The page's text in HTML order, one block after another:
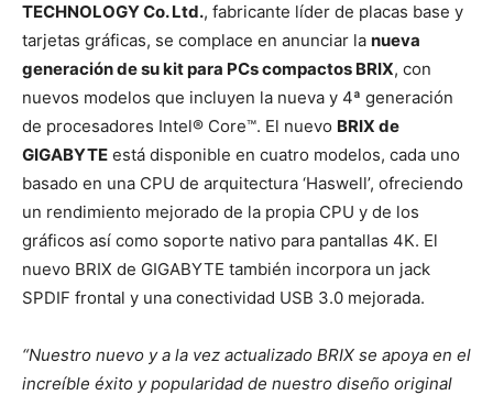
TECHNOLOGY Co. Ltd., fabricante líder de placas base y
tarjetas gráficas, se complace en anunciar la nueva
generación de su kit para PCs compactos BRIX, con
nuevos modelos que incluyen la nueva y 4ª generación
de procesadores Intel® Core™. El nuevo BRIX de
GIGABYTE está disponible en cuatro modelos, cada uno
basado en una CPU de arquitectura ‘Haswell’, ofreciendo
un rendimiento mejorado de la propia CPU y de los
gráficos así como soporte nativo para pantallas 4K. El
nuevo BRIX de GIGABYTE también incorpora un jack
SPDIF frontal y una conectividad USB 3.0 mejorada.
“Nuestro nuevo y a la vez actualizado BRIX se apoya en el
increíble éxito y popularidad de nuestro diseño original